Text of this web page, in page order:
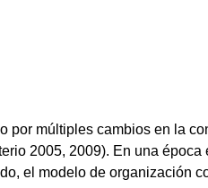
por múltiples cambios en la
2005, 2009). En una época
el modelo de organización